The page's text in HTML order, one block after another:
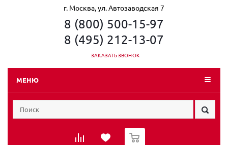
г. Москва, ул. Автозаводская 7
8 (800) 500-15-97
8 (495) 212-13-07
ЗАКАЗАТЬ ЗВОНОК
МЕНЮ
0